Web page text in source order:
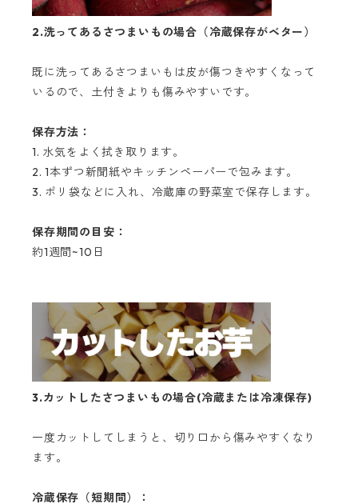
2.洗ってあるさつまいもの場合（冷蔵保存がベター）
既に洗ってあるさつまいもは皮が傷つきやすくなって
いるので、土付きよりも傷みやすいです。
保存方法：
1. 水気をよく拭き取ります。
2. 1本ずつ新聞紙やキッチンペーパーで包みます。
3. ポリ袋などに入れ、冷蔵庫の野菜室で保存します。
保存期間の目安：
約1週間~10日
3.カットしたさつまいもの場合(冷蔵または冷凍保存)
一度カットしてしまうと、切り口から傷みやすくなり
ます。
冷蔵保存（短期間）：